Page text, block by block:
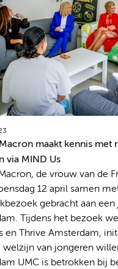
maakt kennis met
via MIND Us
de vrouw van de
12 april samen
gebracht aan
Tijdens het bezoek
en Thrive Amsterdam,
welzijn van jongeren
UMC is betrokken bij